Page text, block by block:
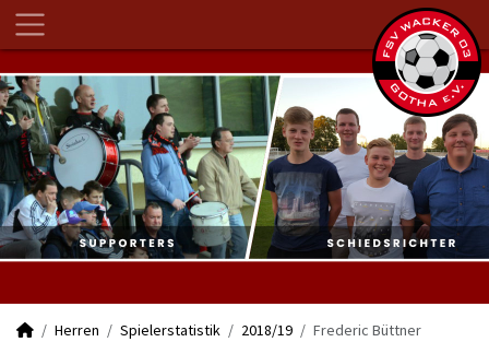
Herren Spielerstatistik 2018/19 Frederic Büttner